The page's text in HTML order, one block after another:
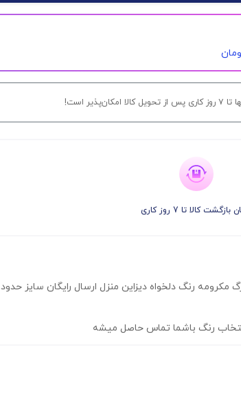
است!
بازگشت کالا تا 7 روز کاری
رنگ دلخواه دیزاین منزل ارسال رایگان سایز حدود 25س برگها
رنگ باشما تماس حاصل میشه